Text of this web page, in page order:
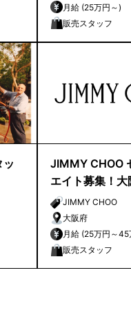
月給 (25万円～)
販売スタッフ
ッ
JIMMY CHOO
エイト募集！
店舗JIMMY CHOO
大阪府
月給 (25万円
販売スタッフ